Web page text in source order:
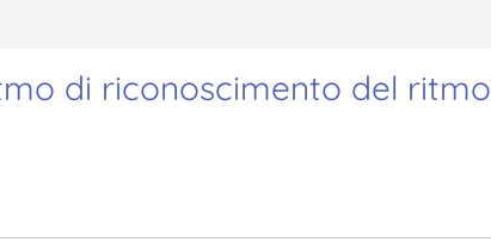
di riconoscimento del ritmo